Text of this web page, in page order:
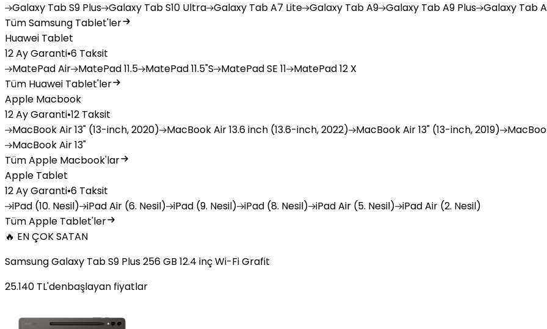
Galaxy Tab S9 Plus Galaxy Tab S10 Ultra Galaxy Tab A7 Lite Galaxy Tab A9 Galaxy Tab A9 Plus Galaxy Tab
Tüm Samsung Tablet'ler
Huawei Tablet
12 Ay Garanti•6 Taksit
MatePadAir MatePad11.5 MatePad11.5"S MatePadSE 11 MatePad12 X
Tüm Huawei Tablet'ler
Apple Macbook
12 Ay Garanti•12 Taksit
MacBookAir 13" (13-inch, 2020) MacBookAir 13.6 inch (13.6-inch, 2022) MacBookAir 13" (13-inch, 2019)
MacBookAir 13"
Tüm Apple Macbook'lar
Apple Tablet
12 Ay Garanti•6 Taksit
iPad (10. Nesil) iPadAir (6. Nesil) iPad (9. Nesil) iPad (8. Nesil) iPadAir (5. Nesil) iPadAir (2. Nesil)
Tüm Apple Tablet'ler
🔥 EN ÇOK SATAN
Samsung Galaxy Tab S9 Plus 256 GB 12.4 inç Wi-Fi Grafit
25.140 TL'denbaşlayan fiyatlar